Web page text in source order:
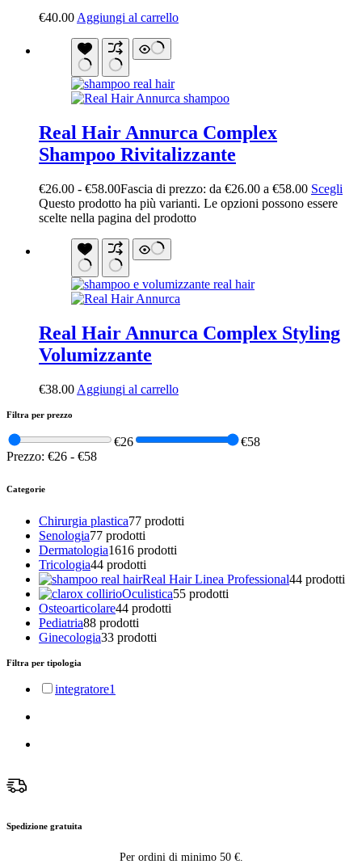
€40.00 Aggiungi al carrello
Real Hair Annurca Complex
Shampoo Rivitalizzante
€26.00 - €58.00Fascia di prezzo: da €26.00 a €58.00 Scegli
Questo prodotto ha più varianti. Le opzioni possono essere
scelte nella pagina del prodotto
Real Hair Annurca Complex Styling
Volumizzante
€38.00 Aggiungi al carrello
Filtra per prezzo
€26
€58
Prezzo: €26 - €58
Categorie
Chirurgia plastica77 prodotti
Senologia77 prodotti
Dermatologia1616 prodotti
Tricologia44 prodotti
Real Hair Linea Professional44 prodotti
Oculistica55 prodotti
Osteoarticolare44 prodotti
Pediatria88 prodotti
Ginecologia33 prodotti
Filtra per tipologia
integratore1
Spedizione gratuita
Per ordini di minimo 50 €.